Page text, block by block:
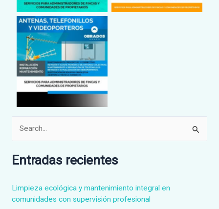
s
a
r
Entradas recientes
Limpieza ecológica y mantenimiento integral en
comunidades con supervisión profesional